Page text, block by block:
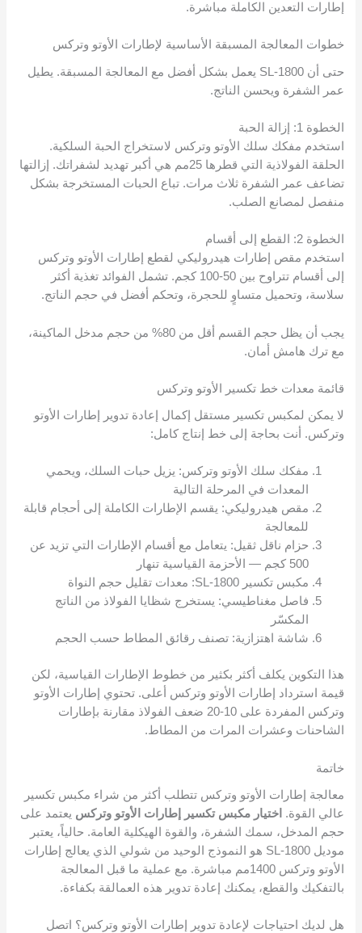
إطارات التعدين الكاملة مباشرة.
خطوات المعالجة المسبقة الأساسية لإطارات الأوتو وتركس
حتى أن SL-1800 يعمل بشكل أفضل مع المعالجة المسبقة. يطيل
عمر الشفرة ويحسن الناتج.
الخطوة 1: إزالة الحبة
استخدم مفكك سلك الأوتو وتركس لاستخراج الحبة السلكية.
الحلقة الفولاذية التي قطرها 25مم هي أكبر تهديد لشفراتك. إزالتها
تضاعف عمر الشفرة ثلاث مرات. تباع الحبات المستخرجة بشكل
منفصل لمصانع الصلب.
الخطوة 2: القطع إلى أقسام
استخدم مقص إطارات هيدروليكي لقطع إطارات الأوتو وتركس
إلى أقسام تتراوح بين 50-100 كجم. تشمل الفوائد تغذية أكثر
سلاسة، وتحميل متساوٍ للحجرة، وتحكم أفضل في حجم الناتج.
يجب أن يظل حجم القسم أقل من 80% من حجم مدخل الماكينة،
مع ترك هامش أمان.
قائمة معدات خط تكسير الأوتو وتركس
لا يمكن لمكبس تكسير مستقل إكمال إعادة تدوير إطارات الأوتو
وتركس. أنت بحاجة إلى خط إنتاج كامل:
مفكك سلك الأوتو وتركس: يزيل حبات السلك، ويحمي
المعدات في المرحلة التالية
مقص هيدروليكي: يقسم الإطارات الكاملة إلى أحجام قابلة
للمعالجة
حزام ناقل ثقيل: يتعامل مع أقسام الإطارات التي تزيد عن
500 كجم — الأحزمة القياسية تنهار
مكبس تكسير SL-1800: معدات تقليل حجم النواة
فاصل مغناطيسي: يستخرج شظايا الفولاذ من الناتج
المكسّر
شاشة اهتزازية: تصنف رقائق المطاط حسب الحجم
هذا التكوين يكلف أكثر بكثير من خطوط الإطارات القياسية، لكن
قيمة استرداد إطارات الأوتو وتركس أعلى. تحتوي إطارات الأوتو
وتركس المفردة على 10-20 ضعف الفولاذ مقارنة بإطارات
الشاحنات وعشرات المرات من المطاط.
خاتمة
معالجة إطارات الأوتو وتركس تتطلب أكثر من شراء مكبس تكسير
عالي القوة. اختيار مكبس تكسير إطارات الأوتو وتركس يعتمد على
حجم المدخل، سمك الشفرة، والقوة الهيكلية العامة. حالياً، يعتبر
موديل SL-1800 هو النموذج الوحيد من شولي الذي يعالج إطارات
الأوتو وتركس 1400مم مباشرة. مع عملية ما قبل المعالجة
بالتفكيك والقطع، يمكنك إعادة تدوير هذه العمالقة بكفاءة.
هل لديك احتياجات لإعادة تدوير إطارات الأوتو وتركس؟ اتصل